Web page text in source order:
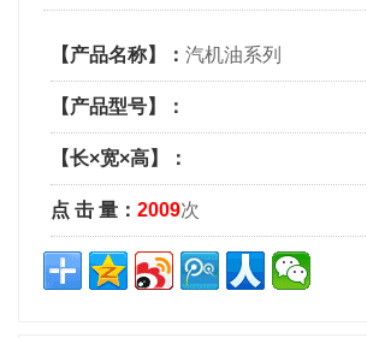
【产品名称】： 汽机油系列
【产品型号】：
【长×宽×高】：
点 击 量： 2009次